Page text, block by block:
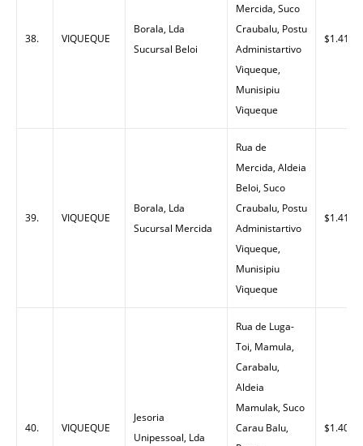
38. VIQUEQUE
Borala, Lda
Sucursal Beloi
Mercida, Suco
Craubalu, Postu
Administartivo
Viqueque,
Munisipiu
Viqueque
$1.41
39. VIQUEQUE
Borala, Lda
Sucursal Mercida
Rua de
Mercida, Aldeia
Beloi, Suco
Craubalu, Postu
Administartivo
Viqueque,
Munisipiu
Viqueque
$1.41
40. VIQUEQUE
Jesoria
Unipessoal, Lda
Rua de Luga-
Toi, Mamula,
Carabalu,
Aldeia
Mamulak, Suco
Carau Balu,
$1.40